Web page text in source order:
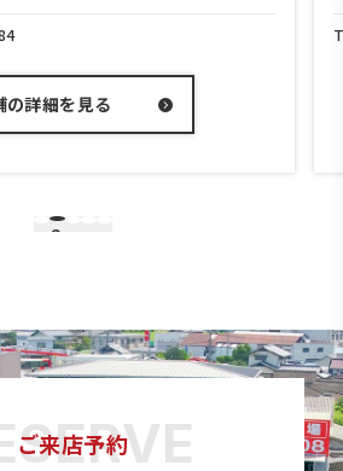
086-208-3700
2
ご来店予約